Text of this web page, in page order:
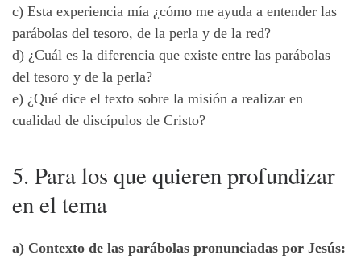
c) Esta experiencia mía ¿cómo me ayuda a entender las
parábolas del tesoro, de la perla y de la red?
d) ¿Cuál es la diferencia que existe entre las parábolas
del tesoro y de la perla?
e) ¿Qué dice el texto sobre la misión a realizar en
cualidad de discípulos de Cristo?
5. Para los que quieren profundizar
en el tema
a) Contexto de las parábolas pronunciadas por Jesús: